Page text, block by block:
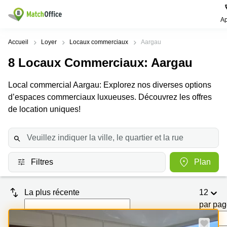
Rechercher / publier
Pages
produits
Bureau
d'affaires
Coworking
Salle
de
virtuel
Villes
Location
bureau
Bureau
à louer
Genève
Bureau à
louer
Zurich
Recherches
Voie du
Chariot 3
Place de
la Gare
12
Lausanne
Rue du
la-
Aide
Qui sommes-nous?
Prix
Connexion
Choisissez une langue
Switzerland
Accueil Loyer Locaux commerciaux Aargau
8 Locaux Commerciaux: Aargau
Local commercial Aargau: Explorez nos diverses options
d’espaces commerciaux luxueuses. Découvrez les offres
de location uniques!
Filtres Plan
La plus récente
12
par